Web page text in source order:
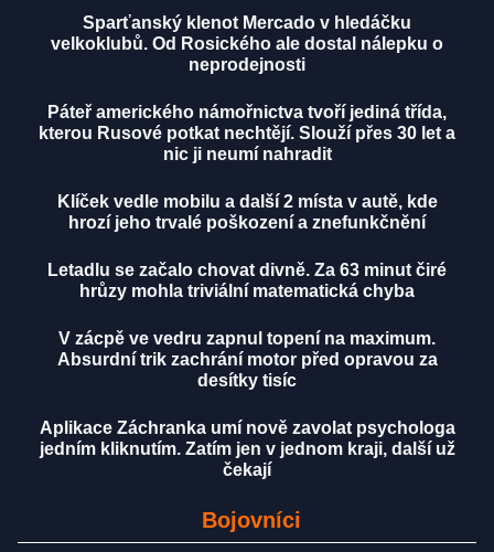
Sparťanský klenot Mercado v hledáčku
velkoklubů. Od Rosického ale dostal nálepku o
neprodejnosti
Páteř amerického námořnictva tvoří jediná třída,
kterou Rusové potkat nechtějí. Slouží přes 30 let a
nic ji neumí nahradit
Klíček vedle mobilu a další 2 místa v autě, kde
hrozí jeho trvalé poškození a znefunkčnění
Letadlu se začalo chovat divně. Za 63 minut čiré
hrůzy mohla triviální matematická chyba
V zácpě ve vedru zapnul topení na maximum.
Absurdní trik zachrání motor před opravou za
desítky tisíc
Aplikace Záchranka umí nově zavolat psychologa
jedním kliknutím. Zatím jen v jednom kraji, další už
čekají
Bojovníci